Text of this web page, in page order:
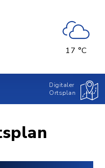
17 °C
Digitaler
Ortsplan